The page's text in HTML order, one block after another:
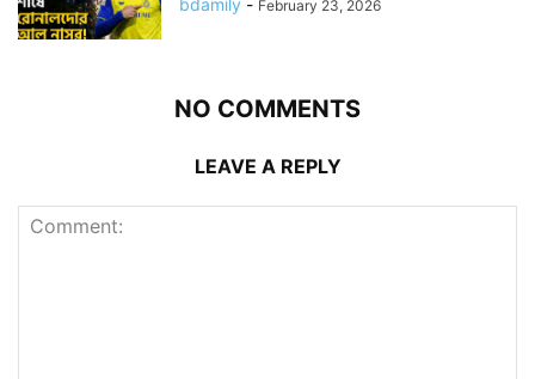
bdamily - February 23, 2026
NO COMMENTS
LEAVE A REPLY